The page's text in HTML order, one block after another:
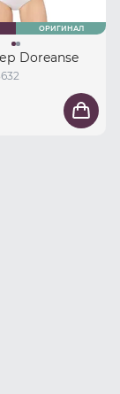
ОРИГИНАЛ
Doreanse